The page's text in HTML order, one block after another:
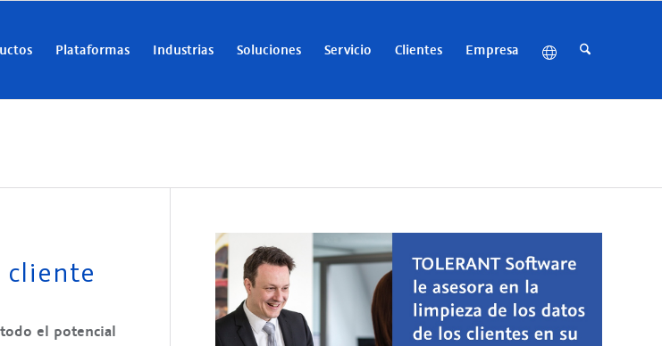
Plataformas Industrias Soluciones Servicio Clientes Empresa
cliente
el potencial